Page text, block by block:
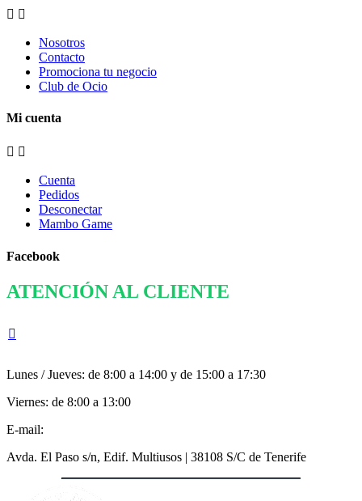
 
Nosotros
Contacto
Promociona tu negocio
Club de Ocio
Mi cuenta
 
Cuenta
Pedidos
Desconectar
Mambo Game
Facebook
ATENCIÓN AL CLIENTE
922 823 006
Lunes / Jueves: de 8:00 a 14:00 y de 15:00 a 17:30
Viernes: de 8:00 a 13:00
E-mail:
Avda. El Paso s/n, Edif. Multiusos | 38108 S/C de Tenerife
